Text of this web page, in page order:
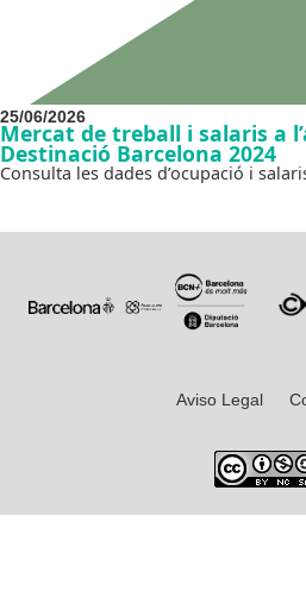
25/06/2026
Mercat de treball i salaris a
Destinació Barcelona 2024
Consulta les dades d’ocupació i
Aviso Legal